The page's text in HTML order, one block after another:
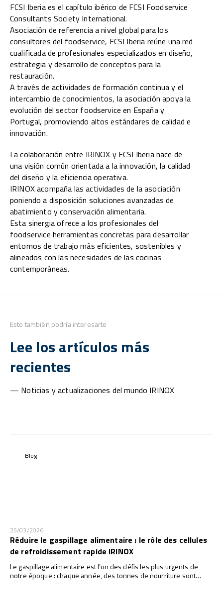
FCSI Iberia es el capítulo ibérico de FCSI Foodservice
Consultants Society International.
Asociación de referencia a nivel global para los
consultores del foodservice, FCSI Iberia reúne una red
cualificada de profesionales especializados en diseño,
estrategia y desarrollo de conceptos para la
restauración.
A través de actividades de formación continua y el
intercambio de conocimientos, la asociación apoya la
evolución del sector foodservice en España y
Portugal, promoviendo altos estándares de calidad e
innovación.
La colaboración entre IRINOX y FCSI Iberia nace de
una visión común orientada a la innovación, la calidad
del diseño y la eficiencia operativa.
IRINOX acompaña las actividades de la asociación
poniendo a disposición soluciones avanzadas de
abatimiento y conservación alimentaria.
Esta sinergia ofrece a los profesionales del
foodservice herramientas concretas para desarrollar
entornos de trabajo más eficientes, sostenibles y
alineados con las necesidades de las cocinas
contemporáneas.
Esto también podría interesarte
Lee los artículos más
recientes
— Noticias y actualizaciones del mundo IRINOX
Blog
25/03/2026
Réduire le gaspillage alimentaire : le rôle des cellules
de refroidissement rapide IRINOX
Le gaspillage alimentaire est l’un des défis les plus urgents de
notre époque : chaque année, des tonnes de nourriture sont